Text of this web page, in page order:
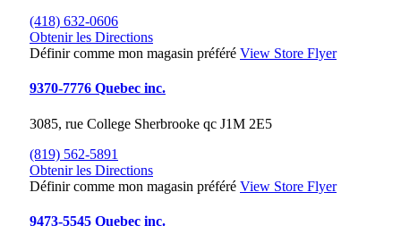
(418) 632-0606
Obtenir les Directions
Définir comme mon magasin préféré View Store Flyer
9370-7776 Quebec inc.
3085, rue College Sherbrooke qc J1M 2E5
(819) 562-5891
Obtenir les Directions
Définir comme mon magasin préféré View Store Flyer
9473-5545 Quebec inc.